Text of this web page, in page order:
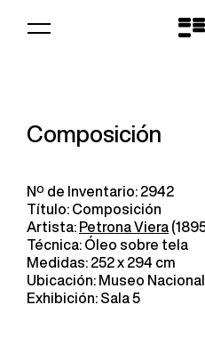
Composición
Nº de Inventario: 2942
Título: Composición
Artista: Petrona Viera
Técnica: Óleo sobre tela
Medidas: 252 x 294 cm
Ubicación: Museo
Exhibición: Sala 5